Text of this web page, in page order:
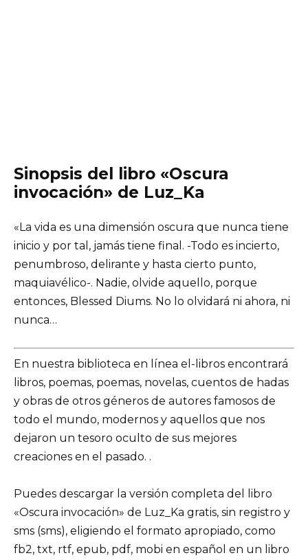
Sinopsis del libro «Oscura
invocación» de Luz_Ka
«La vida es una dimensión oscura que nunca tiene
inicio y por tal, jamás tiene final. -Todo es incierto,
penumbroso, delirante y hasta cierto punto,
maquiavélico-. Nadie, olvide aquello, porque
entonces, Blessed Diums. No lo olvidará ni ahora, ni
nunca…
En nuestra biblioteca en línea el-libros encontrará
libros, poemas, poemas, novelas, cuentos de hadas
y obras de otros géneros de autores famosos de
todo el mundo, modernos y aquellos que nos
dejaron un tesoro oculto de sus mejores
creaciones en el pasado. .
Puedes descargar la versión completa del libro
«Oscura invocación» de Luz_Ka gratis, sin registro y
sms (sms), eligiendo el formato apropiado, como
fb2, txt, rtf, epub, pdf, mobi en español en un libro